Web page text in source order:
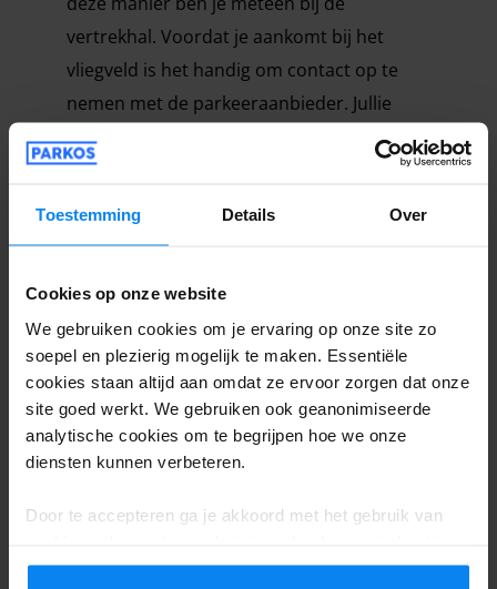
Toestemming Details Over
Cookies op onze website
We gebruiken cookies om je ervaring op onze site zo
soepel en plezierig mogelijk te maken. Essentiële
cookies staan altijd aan omdat ze ervoor zorgen dat onze
site goed werkt. We gebruiken ook geanonimiseerde
analytische cookies om te begrijpen hoe we onze
diensten kunnen verbeteren.
Door te accepteren ga je akkoord met het gebruik van
instellingen op elk moment aanpassen. Bekijk voor alle
vertrekhal. Voordat je aankomt bij het
vliegveld is het handig om contact op te
nemen met de parkeeraanbieder. Jullie
zullen dan samen overleggen over de
exacte plek op het vliegveld. Een chauffeur
neemt de auto in en zal de auto parkeren.
van terugkomst zal een medewerker van
de parkeeraanbieder met jouw auto naar
het vliegveld komen. Na een check en de
overhandiging kun je meteen de reis naar
huis vervolgen. Kortom, dit is een handige
en efficiënte manier van parkeren bij
parkeren? Bekijk dan onzeveelgestelde